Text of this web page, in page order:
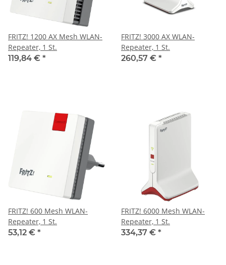
FRITZ! 1200 AX Mesh WLAN-
Repeater, 1 St.
119,84 € *
FRITZ! 3000 AX WLAN-
Repeater, 1 St.
260,57 € *
FRITZ! 600 Mesh WLAN-
Repeater, 1 St.
53,12 € *
FRITZ! 6000 Mesh WLAN-
Repeater, 1 St.
334,37 € *